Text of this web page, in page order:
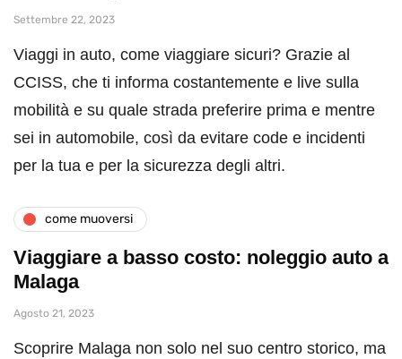
Settembre 22, 2023
Viaggi in auto, come viaggiare sicuri? Grazie al
CCISS, che ti informa costantemente e live sulla
mobilità e su quale strada preferire prima e mentre
sei in automobile, così da evitare code e incidenti
per la tua e per la sicurezza degli altri.
come muoversi
Viaggiare a basso costo: noleggio auto a
Malaga
Agosto 21, 2023
Scoprire Malaga non solo nel suo centro storico, ma